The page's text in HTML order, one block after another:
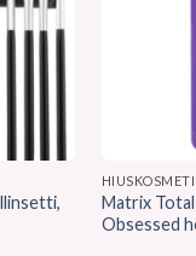
Matrix
Obsessed